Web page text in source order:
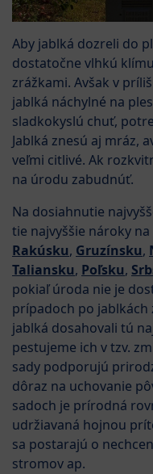
Aby jablká dozreli do
dostatočne vlhkú
zrážkami. Avšak v
jablká náchylné na
sladkokyslú chuť,
Jablká znesú aj mráz,
veľmi citlivé. Ak
na úrodu zabudnúť.
Na dosiahnutie
tie najvyššie nároky
Rakúsku, Gruzínsku,
Taliansku, Poľsku,
pokiaľ úroda nie je
prípadoch po jablkách
jablká dosahovali tú
pestujeme ich v tzv.
sady podporujú
dôraz na uchovanie
sadoch je prírodná
udržiavaná hojnou
sa postarajú o
stromov ap.